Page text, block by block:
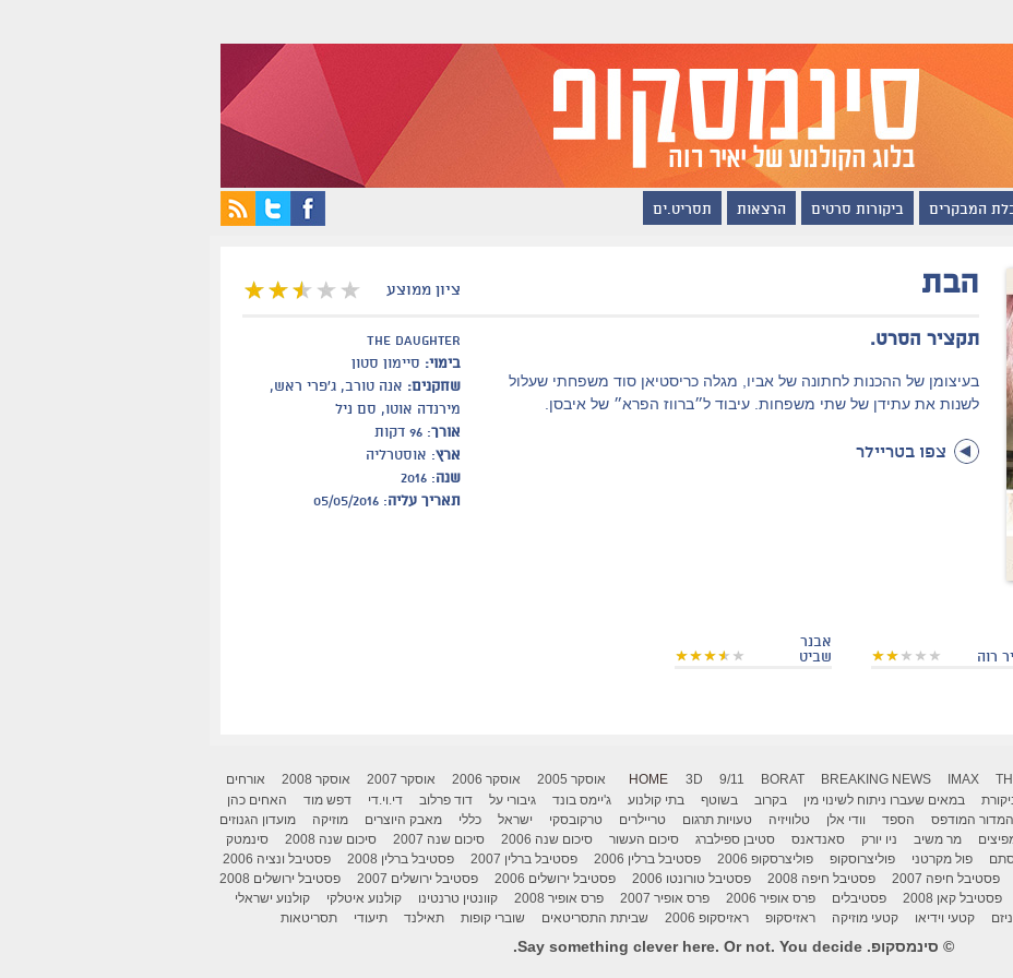
המבקרים ביקורות סרטים הרצאות תסריט.ים
ציון ממוצע הבת
The Daughter
בימוי: סיימון סטון
שחקנים: אנה טורב, ג'פרי ראש,
מירנדה אוטו, סם ניל
אורך: 96 דקות
ארץ: אוסטרליה
שנה: 2016
תאריך עליה: 05/05/2016
תקציר הסרט.
בעיצומן של ההכנות לחתונה של אביו, מגלה כריסטיאן סוד משפחתי שעלול
לשנות את עתידן של שתי משפחות. עיבוד ל״ברווז הפרא״ של איבסן.
צפו בטריילר
רוה
אבנר
שביט
HOME 3D 9/11 BORAT BREAKING NEWS IMAX אוסקר 2005 אוסקר 2006 אוסקר 2007 אוסקר 2008
אורחים
במאים שעברו ניתוח לשינוי מין בקרוב בשוטף בתי קולנוע ג'יימס בונד גיבורי על דוד פרלוב די.וי.די דפש מוד
האחים כהן
המדור המודפס הספד וודי אלן טלוויזיה טעויות תרגום טריילרים טרקובסקי ישראל כללי מאבק היוצרים מוזיקה
מועדון הגנוזים
מר משיב ניו יורק סאנדאנס סטיבן ספילברג סיכום העשור סיכום שנה 2006 סיכום שנה 2007 סיכום שנה 2008
סינמטק
פול מקרטני פוליצרוסקופ פוליצרסקופ 2006 פסטיבל ברלין 2006 פסטיבל ברלין 2007 פסטיבל ברלין 2008
פסטיבל ונציה 2006
פסטיבל חיפה 2007 פסטיבל חיפה 2008 פסטיבל טורונטו 2006 פסטיבל ירושלים 2006 פסטיבל ירושלים 2007
פסטיבל ירושלים 2008
פסטיבל קאן 2008 פסטיבלים פרס אופיר 2006 פרס אופיר 2007 פרס אופיר 2008 קוונטין טרנטינו קולנוע איטלקי
קולנוע ישראלי
קטעי וידיאו קטעי מוזיקה ראזיסקופ ראזיסקופ 2006 שביתת התסריטאים שוברי קופות תאילנד תיעודי תסריטאות
© סינמסקופ. Say something clever here. Or not. You decide.